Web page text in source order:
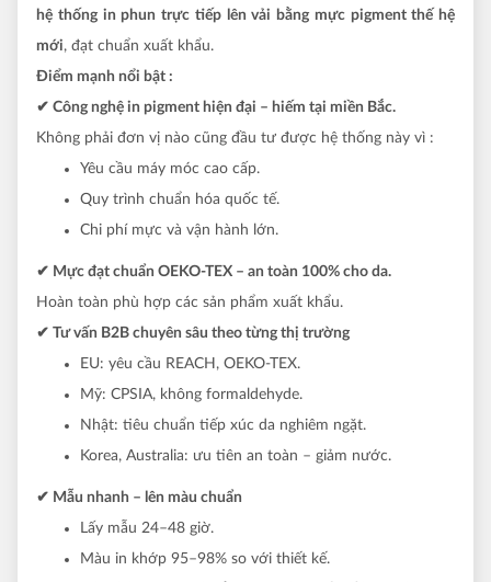
hệ thống in phun trực tiếp lên vải bằng mực pigment thế hệ
mới, đạt chuẩn xuất khẩu.
Điểm mạnh nổi bật :
✔ Công nghệ in pigment hiện đại – hiếm tại miền Bắc.
Không phải đơn vị nào cũng đầu tư được hệ thống này vì :
Yêu cầu máy móc cao cấp.
Quy trình chuẩn hóa quốc tế.
Chi phí mực và vận hành lớn.
✔ Mực đạt chuẩn OEKO-TEX – an toàn 100% cho da.
Hoàn toàn phù hợp các sản phẩm xuất khẩu.
✔ Tư vấn B2B chuyên sâu theo từng thị trường
EU: yêu cầu REACH, OEKO-TEX.
Mỹ: CPSIA, không formaldehyde.
Nhật: tiêu chuẩn tiếp xúc da nghiêm ngặt.
Korea, Australia: ưu tiên an toàn – giảm nước.
✔ Mẫu nhanh – lên màu chuẩn
Lấy mẫu 24–48 giờ.
Màu in khớp 95–98% so với thiết kế.